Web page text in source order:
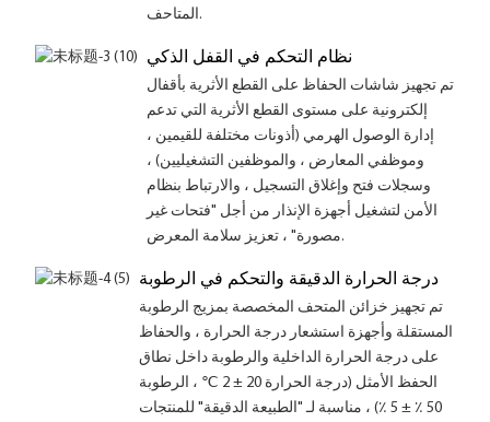
المتاحف.
نظام التحكم في القفل الذكي
تم تجهيز شاشات الحفاظ على القطع الأثرية بأقفال
إلكترونية على مستوى القطع الأثرية التي تدعم
إدارة الوصول الهرمي (أذونات مختلفة للقيمين ،
وموظفي المعارض ، والموظفين التشغيليين) ،
وسجلات فتح وإغلاق التسجيل ، والارتباط بنظام
الأمن لتشغيل أجهزة الإنذار من أجل "فتحات غير
مصورة" ، تعزيز سلامة المعرض.
درجة الحرارة الدقيقة والتحكم في الرطوبة
تم تجهيز خزائن المتحف المخصصة بمزيج الرطوبة
المستقلة وأجهزة استشعار درجة الحرارة ، والحفاظ
على درجة الحرارة الداخلية والرطوبة داخل نطاق
الحفظ الأمثل (درجة الحرارة 20 ± 2 ℃ ، الرطوبة
50 ٪ ± 5 ٪) ، مناسبة لـ "الطبيعة الدقيقة" للمنتجات